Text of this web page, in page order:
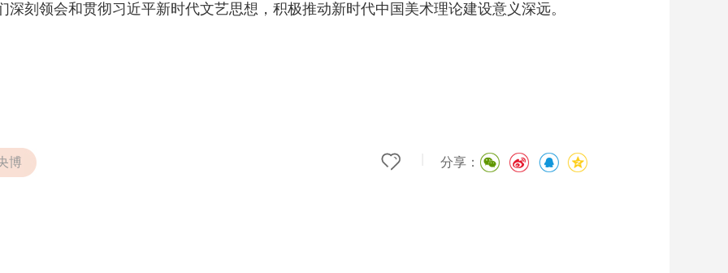
刻领会和贯彻习近平新时代文艺思想，积极推动新时代中国美术理论建设意义深远。
博 分享：